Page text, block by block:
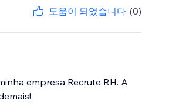
도움이 되었습니다 (0)
empresa Recrute RH. A